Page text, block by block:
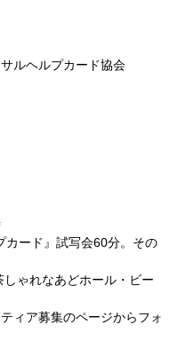
ルヘルプカード協会
カード』試写会60分。その
ゃれなあどホール・ビー
ィア募集のページからフォ